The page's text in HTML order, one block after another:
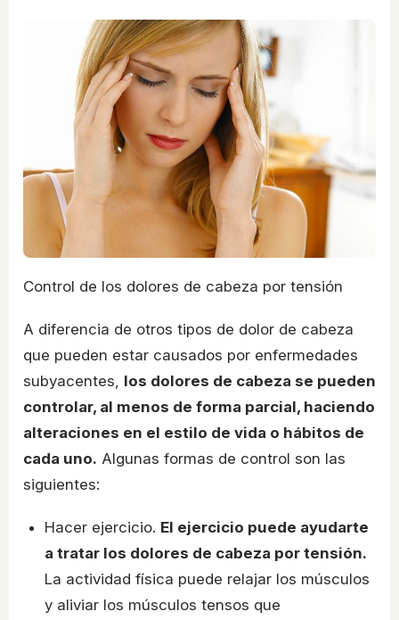
Control de los dolores de cabeza por tensión
A diferencia de otros tipos de dolor de cabeza
que pueden estar causados por enfermedades
subyacentes, los dolores de cabeza se pueden
controlar, al menos de forma parcial, haciendo
alteraciones en el estilo de vida o hábitos de
cada uno. Algunas formas de control son las
siguientes:
Hacer ejercicio. El ejercicio puede ayudarte
a tratar los dolores de cabeza por tensión.
La actividad física puede relajar los músculos
y aliviar los músculos tensos que